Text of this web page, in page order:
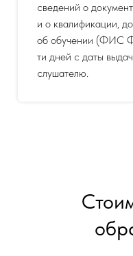
сведений о
и о квалификации,
об обучении (ФИС
ти дней с даты
слушателю.